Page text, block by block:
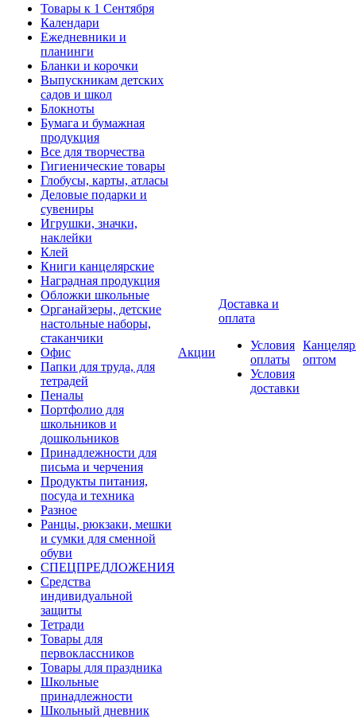
Товары к 1 Сентября
Календари
Ежедневники и
планинги
Бланки и корочки
Выпускникам детских
садов и школ
Блокноты
Бумага и бумажная
продукция
Все для творчества
Гигиенические товары
Глобусы, карты, атласы
Деловые подарки и
сувениры
Игрушки, значки,
наклейки
Клей
Книги канцелярские
Наградная продукция
Обложки школьные
Органайзеры, детские
настольные наборы,
стаканчики
Офис
Папки для труда, для
тетрадей
Пеналы
Портфолио для
школьников и
дошкольников
Принадлежности для
письма и черчения
Продукты питания,
посуда и техника
Разное
Ранцы, рюкзаки, мешки
и сумки для сменной
обуви
СПЕЦПРЕДЛОЖЕНИЯ
Средства
индивидуальной
защиты
Тетради
Товары для
первоклассников
Товары для праздника
Школьные
принадлежности
Школьный дневник
Акции
Доставка и
оплата
Условия
оплаты
Условия
доставки
оптом